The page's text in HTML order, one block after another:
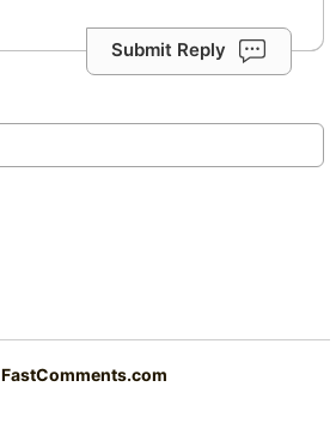
Submit Reply
FastComments.com